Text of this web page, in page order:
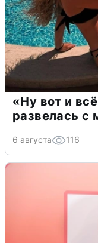
«Ну вот и
развелась
6 августа 116